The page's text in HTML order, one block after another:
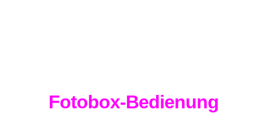
Fotobox-Bedienung